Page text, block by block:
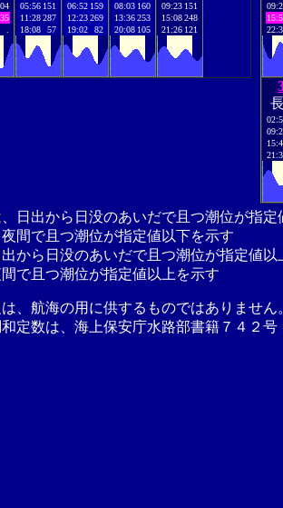
35
05:56 151
11:28287
18:08
57
06:52 159
12:23269
19:02
82
08:03 160
13:36253
20:08 105
09:23 151
15:08248
21:26 121
、日出から日没のあいだで且つ潮位が指
夜間で且つ潮位が指定値以下を示す
出から日没のあいだで且つ潮位が指定値以
間で且つ潮位が指定値以上を示す
、航海の用に供するものではありませ
定数は、海上保安庁水路部書籍７４２